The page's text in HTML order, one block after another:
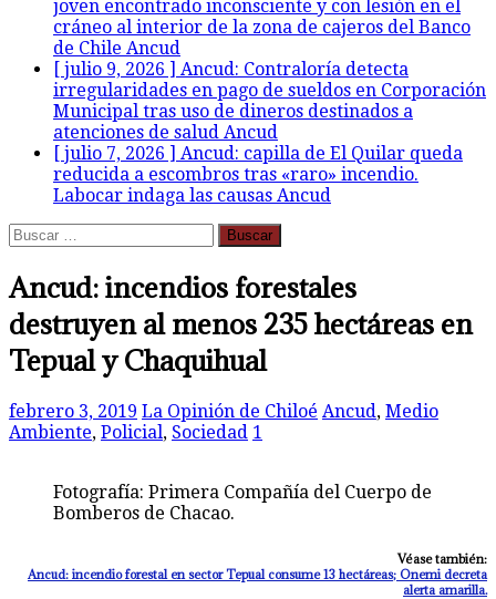
joven encontrado inconsciente y con lesión en el
cráneo al interior de la zona de cajeros del Banco
de Chile Ancud
[ julio 9, 2026 ] Ancud: Contraloría detecta
irregularidades en pago de sueldos en Corporación
Municipal tras uso de dineros destinados a
atenciones de salud Ancud
[ julio 7, 2026 ] Ancud: capilla de El Quilar queda
reducida a escombros tras «raro» incendio.
Labocar indaga las causas Ancud
Buscar:
Ancud: incendios forestales
destruyen al menos 235 hectáreas en
Tepual y Chaquihual
febrero 3, 2019 La Opinión de Chiloé Ancud, Medio
Ambiente, Policial, Sociedad 1
Fotografía: Primera Compañía del Cuerpo de
Bomberos de Chacao.
Véase también:
Ancud: incendio forestal en sector Tepual consume 13 hectáreas; Onemi decreta
alerta amarilla.